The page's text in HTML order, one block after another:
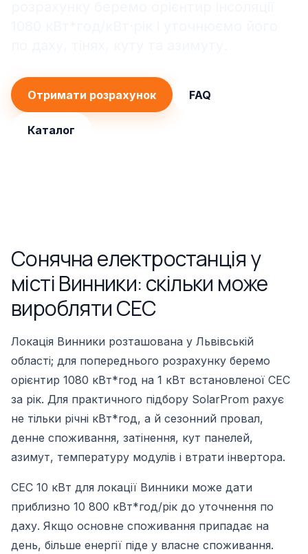
Отримати розрахунок FAQ
Каталог
Сонячна електростанція у
місті Винники: скільки може
виробляти СЕС
Локація Винники розташована у Львівській
області; для попереднього розрахунку беремо
орієнтир 1080 кВт*год на 1 кВт встановленої СЕС
за рік. Для практичного підбору SolarProm рахує
не тільки річні кВт*год, а й сезонний провал,
денне споживання, затінення, кут панелей,
азимут, температуру модулів і втрати інвертора.
СЕС 10 кВт для локації Винники може дати
приблизно 10 800 кВт*год/рік до уточнення по
даху. Якщо основне споживання припадає на
день, більше енергії піде у власне споживання.